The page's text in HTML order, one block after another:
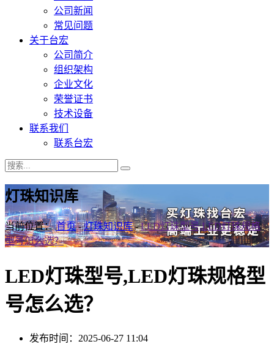
公司新闻
常见问题
关于台宏
公司简介
组织架构
企业文化
荣誉证书
技术设备
联系我们
联系台宏
灯珠知识库
当前位置：首页-灯珠知识库-LED灯珠型号,LED灯珠规格
型号怎么选？
LED灯珠型号,LED灯珠规格型
号怎么选？
发布时间：2025-06-27 11:04